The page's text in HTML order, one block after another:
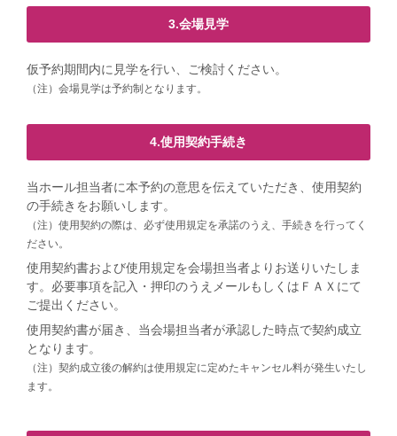
3.会場見学
仮予約期間内に見学を行い、ご検討ください。
（注）会場見学は予約制となります。
4.使用契約手続き
当ホール担当者に本予約の意思を伝えていただき、使用契約
の手続きをお願いします。
（注）使用契約の際は、必ず使用規定を承諾のうえ、手続きを行ってく
ださい。
使用契約書および使用規定を会場担当者よりお送りいたしま
す。必要事項を記入・押印のうえメールもしくはＦＡＸにて
ご提出ください。
使用契約書が届き、当会場担当者が承認した時点で契約成立
となります。
（注）契約成立後の解約は使用規定に定めたキャンセル料が発生いたし
ます。